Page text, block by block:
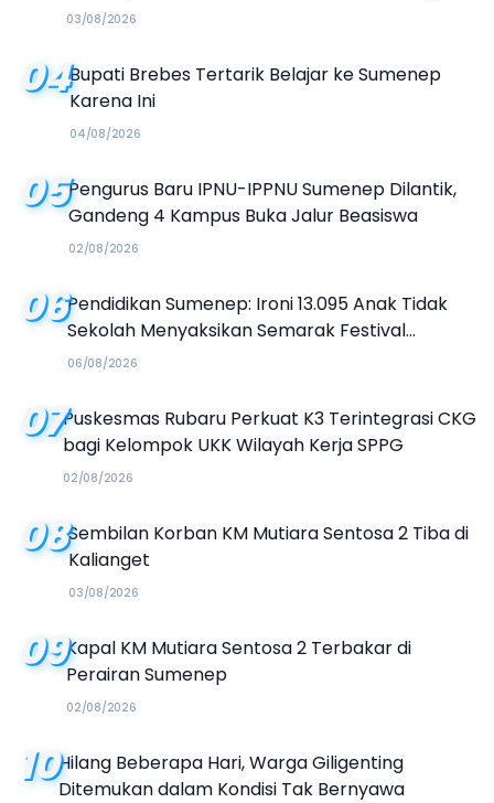
03/08/2026
04Bupati Brebes Tertarik Belajar ke Sumenep
Karena Ini
04/08/2026
05Pengurus Baru IPNU-IPPNU Sumenep Dilantik,
Gandeng 4 Kampus Buka Jalur Beasiswa
02/08/2026
06Pendidikan Sumenep: Ironi 13.095 Anak Tidak
Sekolah Menyaksikan Semarak Festival
Kalender Event 2026
06/08/2026
07Puskesmas Rubaru Perkuat K3 Terintegrasi CKG
bagi Kelompok UKK Wilayah Kerja SPPG
02/08/2026
08Sembilan Korban KM Mutiara Sentosa 2 Tiba di
Kalianget
03/08/2026
09Kapal KM Mutiara Sentosa 2 Terbakar di
Perairan Sumenep
02/08/2026
10Hilang Beberapa Hari, Warga Giligenting
Ditemukan dalam Kondisi Tak Bernyawa